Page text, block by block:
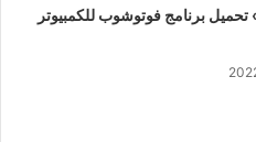
برنامج فوتوشوب للكمبيوتر